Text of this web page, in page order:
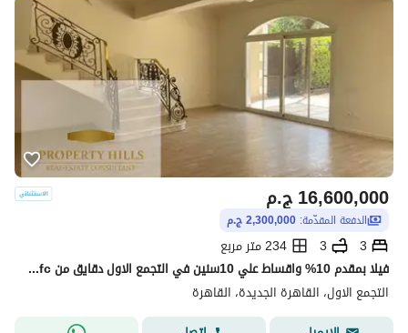
ج.م16,600,000
الدفعة المقدّمة: 2,300,000 ج.م
3
3
234 متر مربع
فيلا بمقدم 10% واقساط علي 10سنين في التجمع الاول دقايق من cfc من مطور معروف
التجمع الاول، القاهرة الجديدة، القاهرة